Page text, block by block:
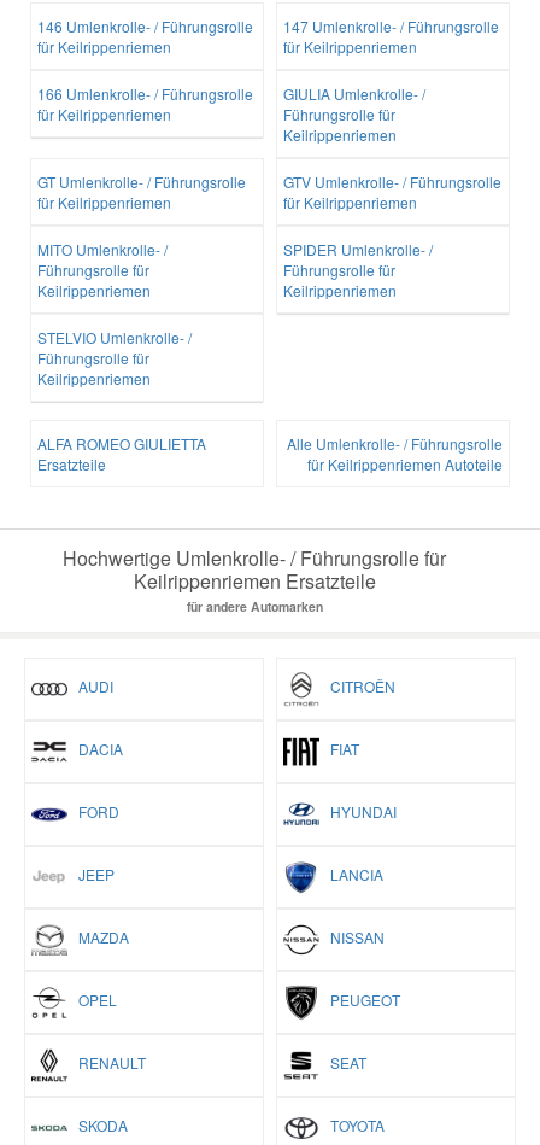
146 Umlenkrolle- / Führungsrolle
für Keilrippenriemen
147 Umlenkrolle- / Führungsrolle
für Keilrippenriemen
166 Umlenkrolle- / Führungsrolle
für Keilrippenriemen
GIULIA Umlenkrolle- /
Führungsrolle für
Keilrippenriemen
GT Umlenkrolle- / Führungsrolle
für Keilrippenriemen
GTV Umlenkrolle- / Führungsrolle
für Keilrippenriemen
MITO Umlenkrolle- /
Führungsrolle für
Keilrippenriemen
SPIDER Umlenkrolle- /
Führungsrolle für
Keilrippenriemen
STELVIO Umlenkrolle- /
Führungsrolle für
Keilrippenriemen
ALFA ROMEO GIULIETTA
Ersatzteile
Alle Umlenkrolle- / Führungsrolle
für Keilrippenriemen Autoteile
Hochwertige Umlenkrolle- / Führungsrolle für
Keilrippenriemen Ersatzteile
für andere Automarken
AUDI CITROËN
DACIA FIAT
FORD HYUNDAI
JEEP LANCIA
MAZDA NISSAN
OPEL PEUGEOT
RENAULT SEAT
SKODA TOYOTA